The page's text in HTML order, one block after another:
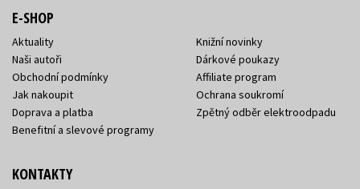
E-SHOP
Aktuality
Naši autoři
Obchodní podmínky
Jak nakoupit
Doprava a platba
Benefitní a slevové programy
Knižní novinky
Dárkové poukazy
Affiliate program
Ochrana soukromí
Zpětný odběr elektroodpadu
KONTAKTY